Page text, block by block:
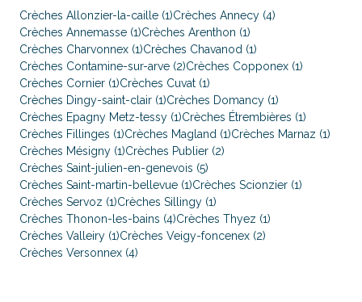
Crèches Allonzier-la-caille (1)Crèches Annecy (4)
Crèches Annemasse (1)Crèches Arenthon (1)
Crèches Charvonnex (1)Crèches Chavanod (1)
Crèches Contamine-sur-arve (2)Crèches Copponex (1)
Crèches Cornier (1)Crèches Cuvat (1)
Crèches Dingy-saint-clair (1)Crèches Domancy (1)
Crèches Epagny Metz-tessy (1)Crèches Étrembières (1)
Crèches Fillinges (1)Crèches Magland (1)Crèches Marnaz (1)
Crèches Mésigny (1)Crèches Publier (2)
Crèches Saint-julien-en-genevois (5)
Crèches Saint-martin-bellevue (1)Crèches Scionzier (1)
Crèches Servoz (1)Crèches Sillingy (1)
Crèches Thonon-les-bains (4)Crèches Thyez (1)
Crèches Valleiry (1)Crèches Veigy-foncenex (2)
Crèches Versonnex (4)